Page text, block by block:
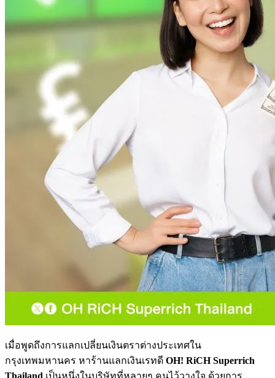
เมื่อพูดถึงการแลกเปลี่ยนเงินตราต่างประเทศใน
กรุงเทพมหานคร หาร้านแลกเงินเรทดี OH! RiCH Superrich
Thailand เป็นหนึ่งในบริษัทที่หลายๆ คนไว้วางใจ ด้วยการ